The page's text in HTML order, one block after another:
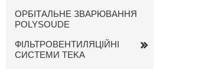
ОРБІТАЛЬНЕ ЗВАРЮВАННЯ
POLYSOUDE
ФІЛЬТРОВЕНТИЛЯЦІЙНІ
СИСТЕМИ TEKA